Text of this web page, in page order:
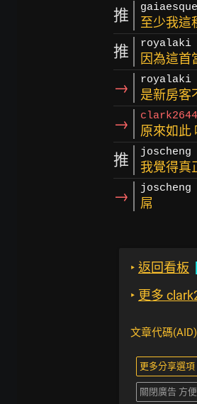
推 gaiaesque
至少我這
推 royalaki
因為這首
→ royalaki
是新房客
→ clark2644
原來如此
推 joscheng
我覺得真
→ joscheng
屌
‣ 返回看板
‣ 更多
文章代碼
更多分享選項
關閉廣告 方